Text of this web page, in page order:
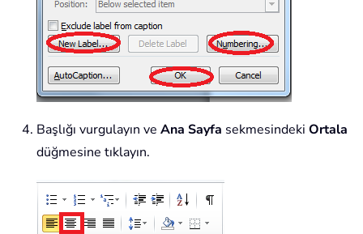
Başlığı vurgulayın ve Ana Sayfa sekmesindeki Ortala
düğmesine tıklayın.